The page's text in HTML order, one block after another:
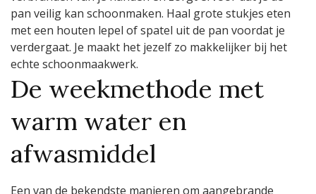
pan veilig kan schoonmaken. Haal grote stukjes eten
met een houten lepel of spatel uit de pan voordat je
verdergaat. Je maakt het jezelf zo makkelijker bij het
echte schoonmaakwerk.
De weekmethode met
warm water en
afwasmiddel
Een van de bekendste manieren om aangebrande